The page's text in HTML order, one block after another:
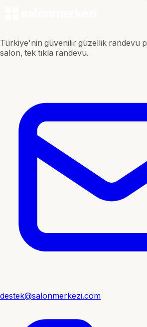
Türkiye'nin güvenilir güzellik randevu
salon, tek tıkla randevu.
destek@salonmerkezi.com